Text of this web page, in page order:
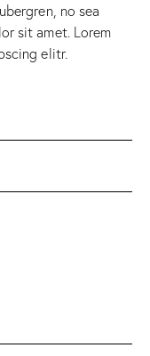
no sea
sit amet. Lorem
elitr.